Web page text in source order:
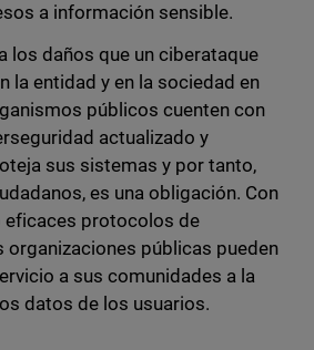
a información sensible.
los daños que un ciberataque
la entidad y en la sociedad en
públicos cuenten con
actualizado y
sus sistemas y por tanto,
es una obligación. Con
eficaces protocolos de
organizaciones públicas pueden
a sus comunidades a la
datos de los usuarios.